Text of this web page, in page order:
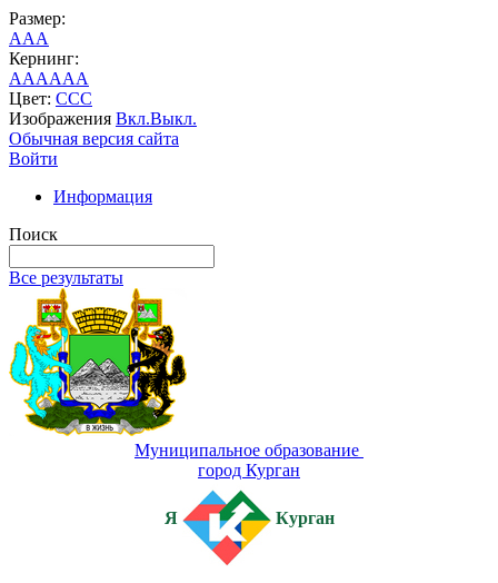
Размер:
AAA
Кернинг:
AAAAAA
Цвет: CCC
Изображения Вкл.Выкл.
Обычная версия сайта
Войти
Информация
Поиск
Все результаты
Муниципальное образование
город Курган
Я Курган